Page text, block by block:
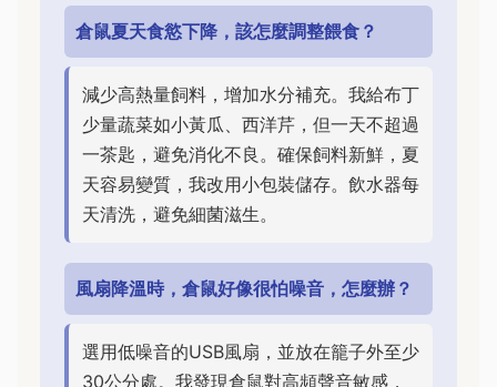
倉鼠夏天食慾下降，該怎麼調整餵食？
減少高熱量飼料，增加水分補充。我給布丁
少量蔬菜如小黃瓜、西洋芹，但一天不超過
一茶匙，避免消化不良。確保飼料新鮮，夏
天容易變質，我改用小包裝儲存。飲水器每
天清洗，避免細菌滋生。
風扇降溫時，倉鼠好像很怕噪音，怎麼辦？
選用低噪音的USB風扇，並放在籠子外至少
30公分處。我發現倉鼠對高頻聲音敏感，